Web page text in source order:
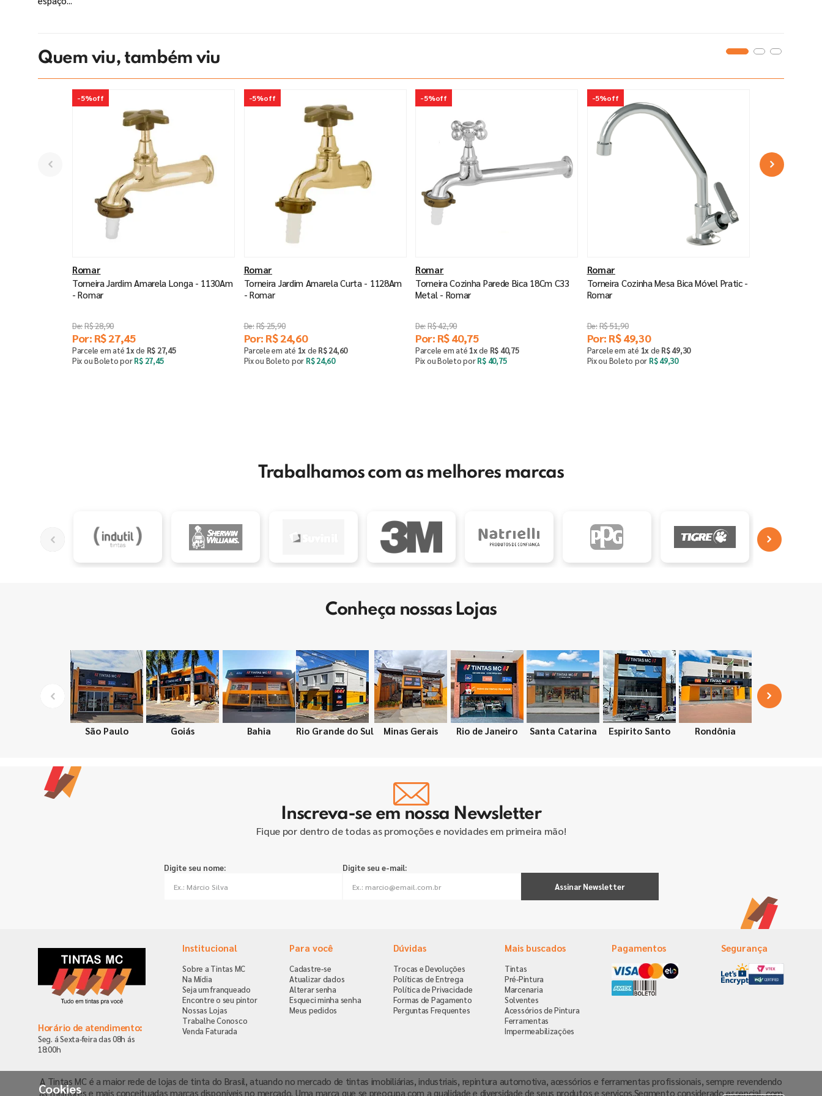
Cookies
Quem viu, também viu
-5%off
Romar
Torneira Jardim Amarela Longa - 1130Am
- Romar
R$28,90
Por: R$27,45
Parcele em até 1xde R$ 27,45
Pix ou Boleto porR$ 27,45
-5%off
Romar
Torneira Jardim Amarela Curta - 1128Am
- Romar
R$25,90
Por: R$ 24,60
Parcele em até 1xde R$ 24,60
Pix ou Boleto por R$ 24,60
-5%off
Romar
Torneira Cozinha Parede Bica 18Cm C33
Metal - Romar
R$42,90
Por: R$40,75
Parcele em até 1xde R$ 40,75
Pix ou Boleto porR$ 40,75
-5%off
Romar
Torneira Cozinha Mesa Bica Móvel Pratic -
Romar
R$51,90
Por: R$ 49,30
Parcele em até 1xde R$ 49,30
Pix ou Boleto por R$ 49,30
Trabalhamos com as melhores marcas
Conheça nossas Lojas
São Paulo Goiás Bahia Rio Grande do Sul Minas Gerais Rio de Janeiro Santa Catarina Espirito Santo Rondônia
Inscreva-se em nossa Newsletter
Fique por dentro de todas as promoções e novidades em primeira mão!
Digite seu nome:
Digite seu e-mail:
Assinar Newsletter
Horário de atendimento:
Seg. á Sexta-feira das 08h ás
18:00h
Institucional
Sobre a Tintas MC
Na Mídia
Seja um franqueado
Encontre o seu pintor
Nossas Lojas
Trabalhe Conosco
Venda Faturada
Para você
Cadastre-se
Atualizar dados
Alterar senha
Esqueci minha senha
Meus pedidos
Dúvidas
Trocas e Devoluções
Políticas de Entrega
Política de Privacidade
Formas de Pagamento
Perguntas Frequentes
Mais buscados
Tintas
Pré-Pintura
Marcenaria
Solventes
Acessórios de Pintura
Ferramentas
Impermeabilizações
Pagamentos Segurança
A Tintas MC é a maior rede de lojas de tinta do Brasil, atuando no mercado de tintas imobiliárias, industriais, repintura automotiva, acessórios e ferramentas profissionais, sempre revendendo
as melhores e mais conceituadas marcas disponíveis no mercado. Uma marca que se preocupa com a qualidade e diversidade de seus produtos e serviços.Segmento considerado essencial, com